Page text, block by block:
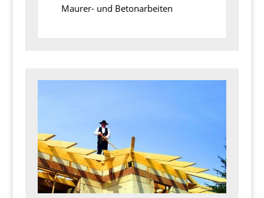
Maurer- und Betonarbeiten